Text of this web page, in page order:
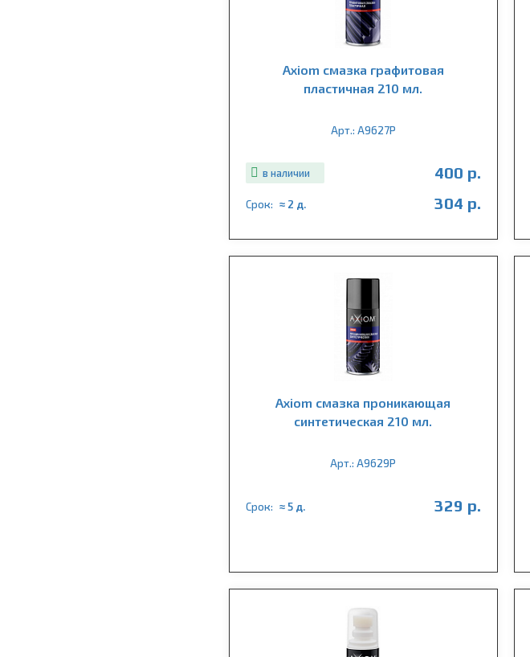
Axiom смазка графитовая
пластичная 210 мл.
Арт.: A9627P
в наличии 400 р.
Срок: ≈ 2 д. 304 р.
Axiom смазка проникающая
синтетическая 210 мл.
Арт.: A9629P
Срок: ≈ 5 д. 329 р.